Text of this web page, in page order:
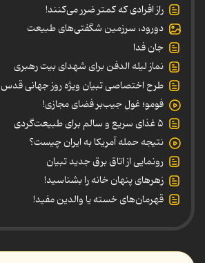
راز افرادی که کمتر ضرر می‌کنند!
دورود، سرزمین شگفتی‌های طبیعت
جان فدا
نماز لیله الدفن برای شهدای بیت رهبری
طرح اختصاصی تبیان ویژه روز جهانی قدس
فومو؛ غول جیب‌بر فضای مجازی!
۵ غذای سریع و سالم برای طبیعت‌گردی
نتیجه حمله آمریکا به ایران چیست؟
رونمایی از اتاق برق جدید تبیان
زهرهای پنهان خانه را بشناسید!
قهرمان‌های خسته یا والدین مفید!